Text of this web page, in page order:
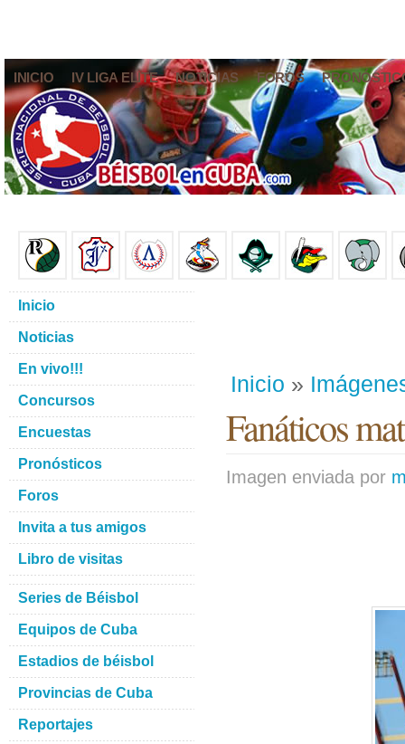
INICIO IV LIGA ELITE NOTICIAS FOROS
Inicio »
Fanáticos
Imagen enviada por
Inicio
Noticias
En vivo!!!
Concursos
Encuestas
Pronósticos
Foros
Invita a tus amigos
Libro de visitas
Series de Béisbol
Equipos de Cuba
Estadios de béisbol
Provincias de Cuba
Reportajes